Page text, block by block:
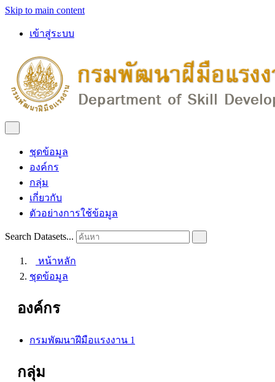
Skip to main content
เข้าสู่ระบบ
ชุดข้อมูล
องค์กร
กลุ่ม
เกี่ยวกับ
ตัวอย่างการใช้ข้อมูล
Search Datasets...
หน้าหลัก
ชุดข้อมูล
องค์กร
กรมพัฒนาฝีมือแรงงาน 1
กลุ่ม